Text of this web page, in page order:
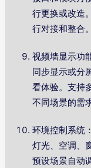
行更换或改造
行对接和整合。
视频墙显示功
同步显示或分
看体验。支持
不同场景的需
环境控制系统
灯光、空调、
预设场景自动